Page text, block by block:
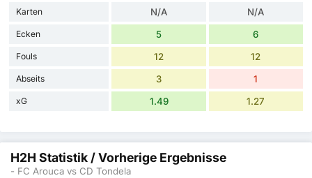
Karten N/A N/A
Ecken 5 6
Fouls 12 12
Abseits 3 1
xG 1.49 1.27
H2H Statistik / Vorherige Ergebnisse
- FC Arouca vs CD Tondela